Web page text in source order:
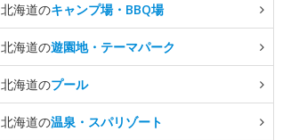
北海道のキャンプ場・BBQ場
北海道の遊園地・テーマパーク
北海道のプール
北海道の温泉・スパリゾート